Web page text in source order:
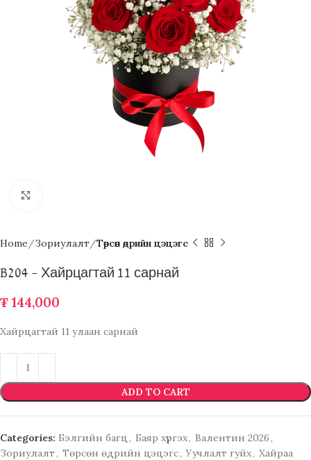
Home Зориулалт Төрсөн өдрийн цэцэгс
B204 – Хайрцагтай 11 сарнай
₮ 144,000
Хайрцагтай 11 улаан сарнай
ADD TO CART
Categories: Бэлгийн багц, Баяр хүргэх, Валентин 2026,
Зориулалт, Төрсөн өдрийн цэцэгс, Уучлалт гуйх, Хайраа